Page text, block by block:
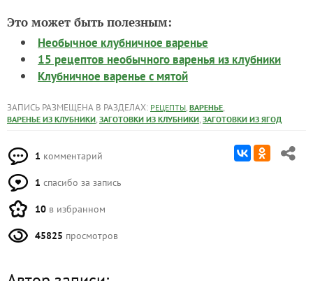
Это может быть полезным:
Необычное клубничное варенье
15 рецептов необычного варенья из клубники
Клубничное варенье с мятой
ЗАПИСЬ РАЗМЕЩЕНА В РАЗДЕЛАХ: РЕЦЕПТЫ, ВАРЕНЬЕ,
ВАРЕНЬЕ ИЗ КЛУБНИКИ, ЗАГОТОВКИ ИЗ КЛУБНИКИ, ЗАГОТОВКИ ИЗ ЯГОД
1 комментарий
1 спасибо за запись
10 в избранном
45825 просмотров